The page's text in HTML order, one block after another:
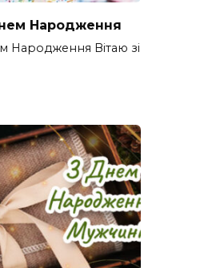
Народження
Народження Вітаю зі